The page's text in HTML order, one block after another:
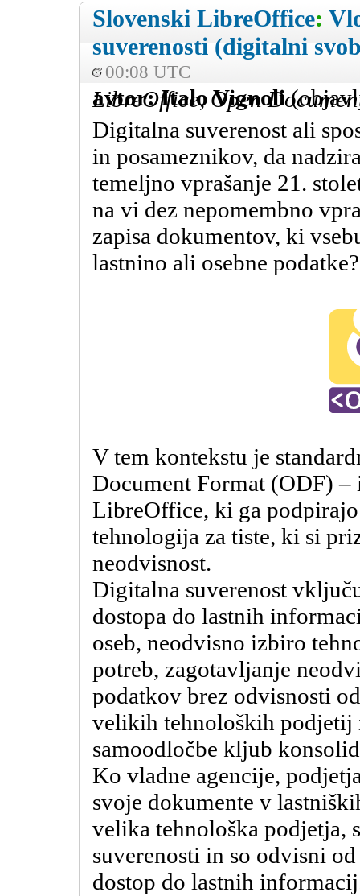
Slovenski LibreOffice:
suverenosti (digitalni
00:08 UTC
avtor: Italo Vignoli
LibreOffice, Open
Digitalna suverenost ali
in posameznikov, da
temeljno vprašanje 21.
na vi dez nepomembno
zapisa dokumentov, ki
lastnino ali osebne podatke?
V tem kontekstu je
Document Format (ODF)
LibreOffice, ki ga
tehnologija za tiste, ki si
neodvisnost.
Digitalna suverenost
dostopa do lastnih
oseb, neodvisno izbiro
potreb, zagotavljanje
podatkov brez odvisnosti
velikih tehnoloških podjetij
samoodločbe kljub
Ko vladne agencije,
svoje dokumente v
velika tehnološka podjetja,
suverenosti in so odvisni
dostop do lastnih